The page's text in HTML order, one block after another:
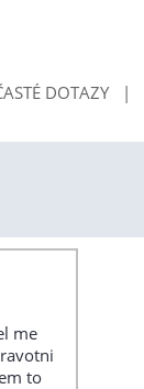
DOTAZY|
me
to